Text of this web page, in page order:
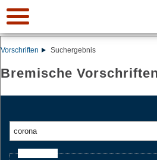
Vorschriften Suchergebnis
Bremische Vorschriften